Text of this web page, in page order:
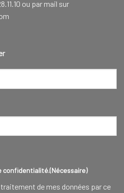
ou par mail sur
confidentialité.(Nécessaire)
de mes données par ce